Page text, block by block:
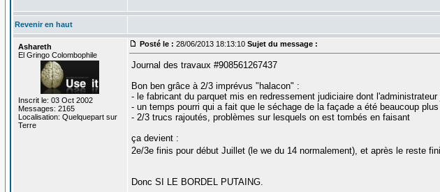
Revenir en haut
Ashareth
El Gringo Colombophile
Inscrit le: 03 Oct 2002
Messages: 2165
Localisation: Quelquepart sur
Terre
Posté le : 28/06/2013 18:13:10 Sujet du message :
Journal des travaux #908561267437
Bon ben grâce à 2/3 imprévus "halacon" :
- le fabricant du parquet mis en redressement judiciaire dont
- un temps pourri qui a fait que le séchage de la façade a été beaucoup
- 2/3 trucs rajoutés, problèmes sur lesquels on est tombés en faisant
ça devient :
2e/3e finis pour début Juillet (le we du 14 normalement), et après le reste
Donc SI LE BORDEL PUTAING.